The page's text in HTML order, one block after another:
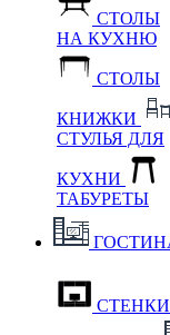
СТОЛЫ
НА КУХНЮ
СТОЛЫ
КНИЖКИ
СТУЛЬЯ ДЛЯ
КУХНИ
ТАБУРЕТЫ